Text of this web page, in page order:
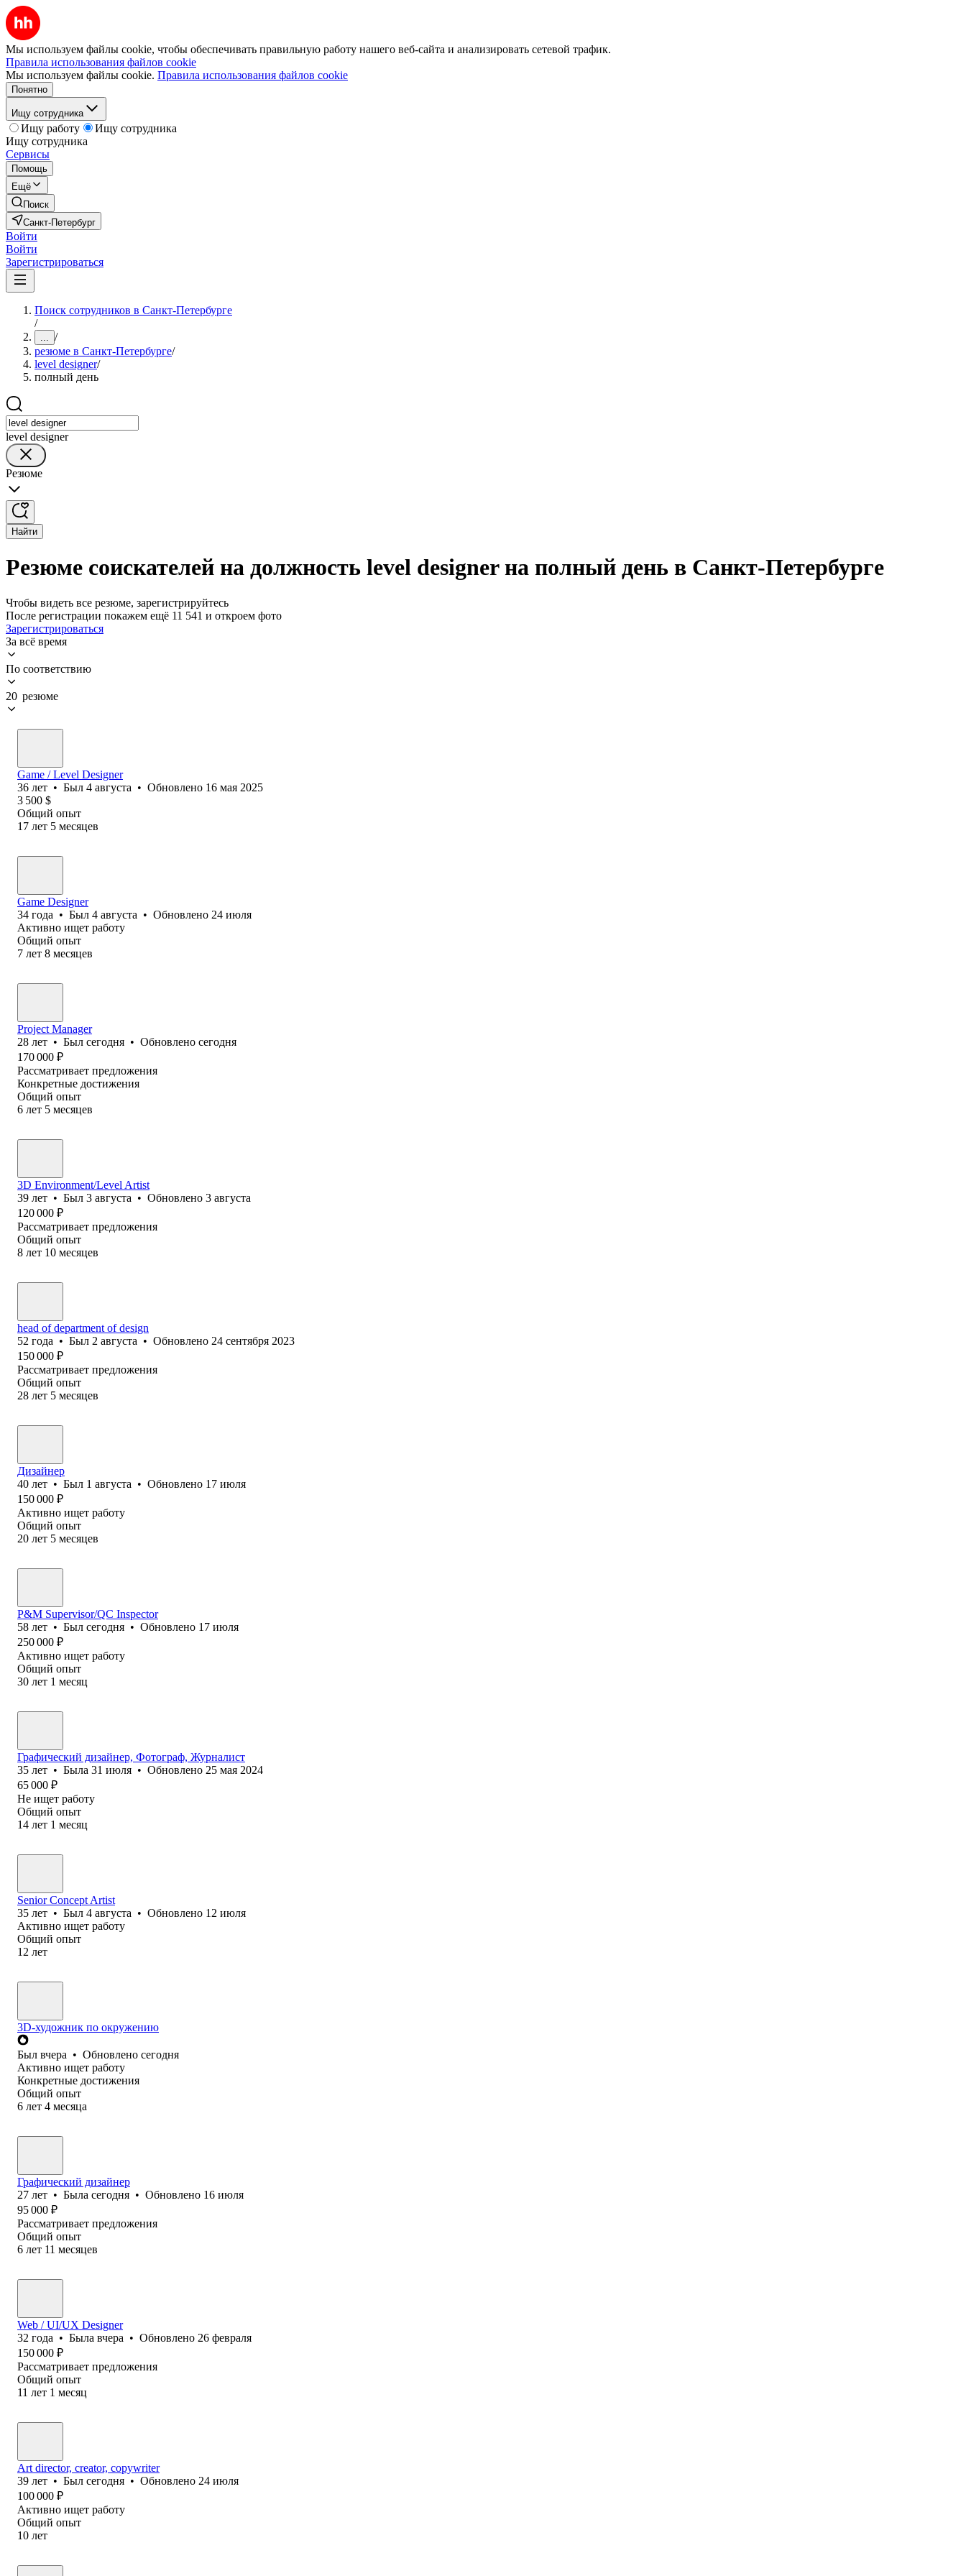
Мы используем файлы cookie, чтобы обеспечивать правильную работу нашего веб-сайта и анализировать сетевой трафик.
Правила использования файлов cookie
Мы используем файлы cookie. Правила использования файлов cookie
Понятно
Ищу сотрудника
Ищу работу
Ищу сотрудника
Ищу сотрудника
Сервисы
Помощь
Ещё
Поиск
Санкт-Петербург
Войти
Войти
Зарегистрироваться
Поиск сотрудников в Санкт-Петербурге
/
... /
резюме в Санкт-Петербурге/
level designer/
полный день
level designer
Резюме
Найти
Резюме соискателей на должность level designer на полный день в Санкт-Петербурге
Чтобы видеть все резюме, зарегистрируйтесь
После регистрации покажем ещё 11 541 и откроем фото
Зарегистрироваться
За всё время
По соответствию
20 резюме
Game / Level Designer
36 лет • Был 4 августа • Обновлено 16 мая 2025
3 500 $
Общий опыт
17 лет 5 месяцев
Game Designer
34 года • Был 4 августа • Обновлено 24 июля
Активно ищет работу
Общий опыт
7 лет 8 месяцев
Project Manager
28 лет • Был сегодня • Обновлено сегодня
170 000 ₽
Рассматривает предложения
Конкретные достижения
Общий опыт
6 лет 5 месяцев
3D Environment/Level Artist
39 лет • Был 3 августа • Обновлено 3 августа
120 000 ₽
Рассматривает предложения
Общий опыт
8 лет 10 месяцев
head of department of design
52 года • Был 2 августа • Обновлено 24 сентября 2023
150 000 ₽
Рассматривает предложения
Общий опыт
28 лет 5 месяцев
Дизайнер
40 лет • Был 1 августа • Обновлено 17 июля
150 000 ₽
Активно ищет работу
Общий опыт
20 лет 5 месяцев
P&M Supervisor/QC Inspector
58 лет • Был сегодня • Обновлено 17 июля
250 000 ₽
Активно ищет работу
Общий опыт
30 лет 1 месяц
Графический дизайнер, Фотограф, Журналист
35 лет • Была 31 июля • Обновлено 25 мая 2024
65 000 ₽
Не ищет работу
Общий опыт
14 лет 1 месяц
Senior Concept Artist
35 лет • Был 4 августа • Обновлено 12 июля
Активно ищет работу
Общий опыт
12 лет
3D-художник по окружению
Был вчера • Обновлено сегодня
Активно ищет работу
Конкретные достижения
Общий опыт
6 лет 4 месяца
Графический дизайнер
27 лет • Была сегодня • Обновлено 16 июля
95 000 ₽
Рассматривает предложения
Общий опыт
6 лет 11 месяцев
Web / UI/UX Designer
32 года • Была вчера • Обновлено 26 февраля
150 000 ₽
Рассматривает предложения
Общий опыт
11 лет 1 месяц
Art director, creator, copywriter
39 лет • Был сегодня • Обновлено 24 июля
100 000 ₽
Активно ищет работу
Общий опыт
10 лет